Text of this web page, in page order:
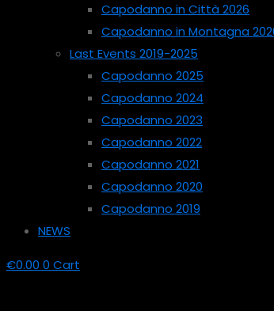
Capodanno in Città 2026
Capodanno in Montagna
Last Events 2019-2025
Capodanno 2025
Capodanno 2024
Capodanno 2023
Capodanno 2022
Capodanno 2021
Capodanno 2020
Capodanno 2019
NEWS
€0.00 0 Cart